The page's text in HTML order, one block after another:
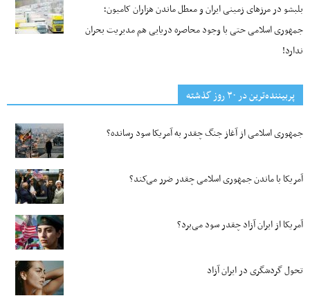
بلبشو در مرزهای زمینی ایران و معطل ماندن هزاران کامیون؛
جمهوری اسلامی حتی با وجود محاصره دریایی هم مدیریت بحران
ندارد!
پربیننده‌ترین‌ در ۳۰ روز گذشته
جمهوری اسلامی از آغاز جنگ چقدر به آمریکا سود رسانده؟
آمریکا با ماندن جمهوری اسلامی چقدر ضرر می‌کند؟
آمریکا از ایران آزاد چقدر سود می‌برد؟
تحول گردشگری در ایران آزاد